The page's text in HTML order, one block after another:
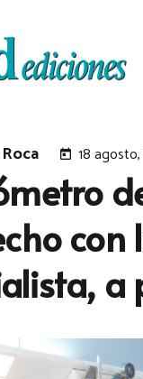
today 18
a